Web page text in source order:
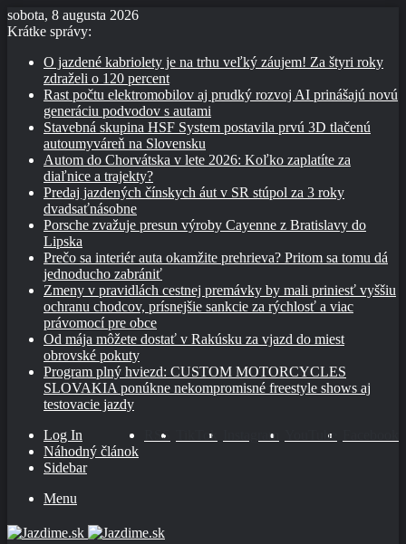
sobota, 8 augusta 2026
Krátke správy:
O jazdené kabriolety je na trhu veľký záujem! Za štyri roky
zdraželi o 120 percent
Rast počtu elektromobilov aj prudký rozvoj AI prinášajú novú
generáciu podvodov s autami
Stavebná skupina HSF System postavila prvú 3D tlačenú
autoumyváreň na Slovensku
Autom do Chorvátska v lete 2026: Koľko zaplatíte za
diaľnice a trajekty?
Predaj jazdených čínskych áut v SR stúpol za 3 roky
dvadsaťnásobne
Porsche zvažuje presun výroby Cayenne z Bratislavy do
Lipska
Prečo sa interiér auta okamžite prehrieva? Pritom sa tomu dá
jednoducho zabrániť
Zmeny v pravidlách cestnej premávky by mali priniesť vyššiu
ochranu chodcov, prísnejšie sankcie za rýchlosť a viac
právomocí pre obce
Od mája môžete dostať v Rakúsku za vjazd do miest
obrovské pokuty
Program plný hviezd: CUSTOM MOTORCYCLES
SLOVAKIA ponúkne nekompromisné freestyle shows aj
testovacie jazdy
YouTube
Instagram
TikTok
RSS
Log In
Náhodný článok
Sidebar
Menu